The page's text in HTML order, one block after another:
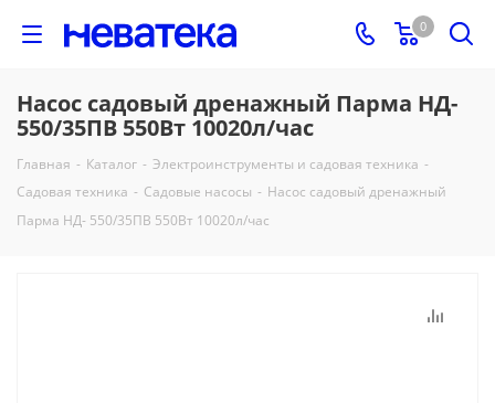
0
Насос садовый дренажный Парма НД-
550/35ПВ 550Вт 10020л/час
Главная - Каталог - Электроинструменты и садовая техника -
Садовая техника - Садовые насосы - Насос садовый дренажный
Парма НД- 550/35ПВ 550Вт 10020л/час